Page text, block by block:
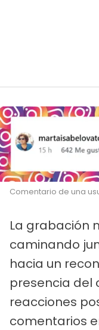
Comentario de una
La grabación
caminando
hacia un
presencia del
reacciones
comentarios